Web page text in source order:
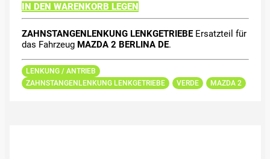
IN DEN WARENKORB LEGEN
ZAHNSTANGENLENKUNG LENKGETRIEBEErsatzteil für
das Fahrzeug MAZDA 2 BERLINA DE.
LENKUNG / ANTRIEB
ZAHNSTANGENLENKUNG LENKGETRIEBE
VERDE MAZDA 2